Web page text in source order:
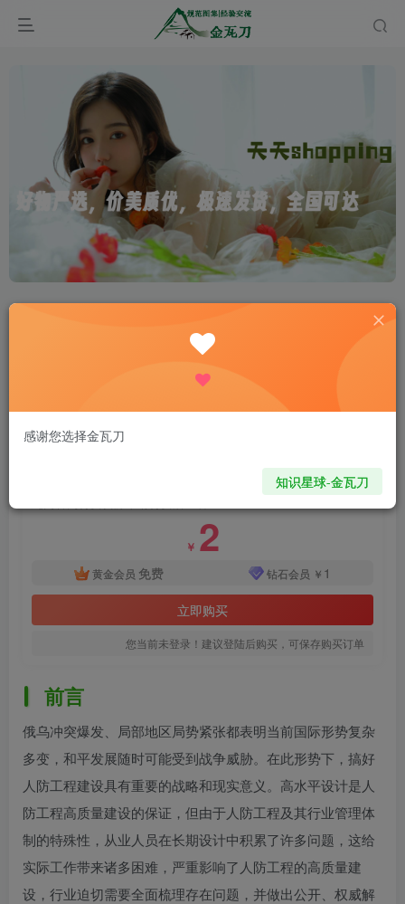
首页 经验分享 正文
人民防空工程结构设计百问百答
￥ 2
黄金会员 免费 钻石会员 ￥ 1
立即购买
您当前未登录！建议登陆后购买，可保存购买订单
前言
俄乌冲突爆发、局部地区局势紧张都表明当前国际形势复杂
多变，和平发展随时可能受到战争威胁。在此形势下，搞好
人防工程建设具有重要的战略和现实意义。高水平设计是人
防工程高质量建设的保证，但由于人防工程及其行业管理体
制的特殊性，从业人员在长期设计中积累了许多问题，这给
实际工作带来诸多困难，严重影响了人防工程的高质量建
设，行业迫切需要全面梳理存在问题，并做出公开、权威解
感谢您选择金瓦刀
知识星球-金瓦刀